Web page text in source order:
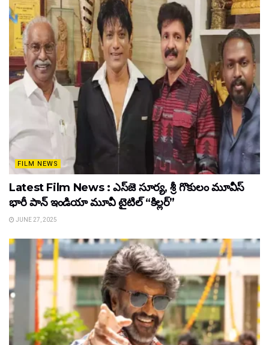
FILM NEWS
Latest Film News : ఎస్‌జె సూర్య, శ్రీ గొకులం మూవీస్‌
భారీ పాన్‌ ఇండియా మూవీ టైటిల్ “కిల్లర్”
JUNE 27, 2025